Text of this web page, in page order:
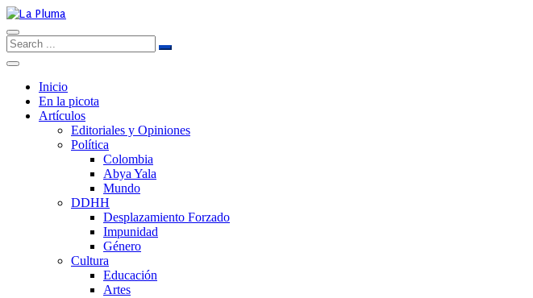
Inicio
En la picota
Artículos
Editoriales y Opiniones
Política
Colombia
Abya Yala
Mundo
DDHH
Desplazamiento Forzado
Impunidad
Género
Cultura
Educación
Artes